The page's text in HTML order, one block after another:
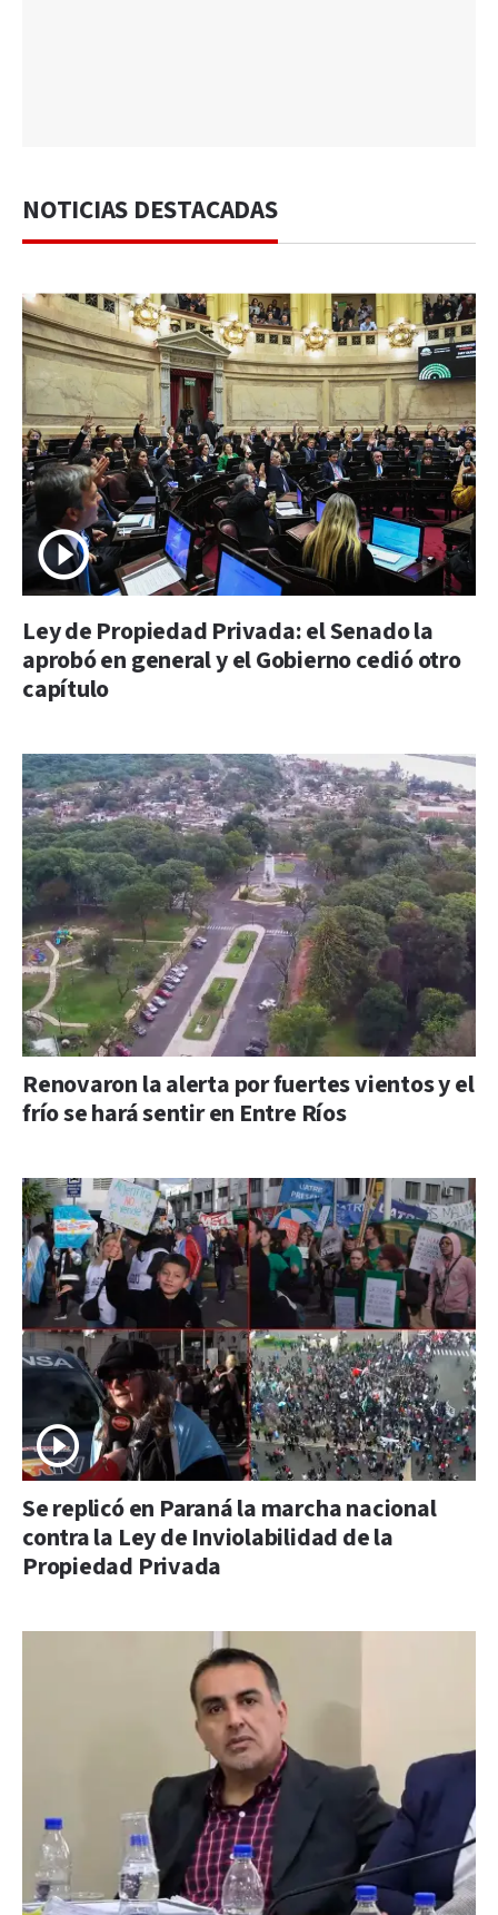
NOTICIAS DESTACADAS
Ley de Propiedad Privada: el Senado la
aprobó en general y el Gobierno cedió otro
capítulo
Renovaron la alerta por fuertes vientos y el
frío se hará sentir en Entre Ríos
Se replicó en Paraná la marcha nacional
contra la Ley de Inviolabilidad de la
Propiedad Privada